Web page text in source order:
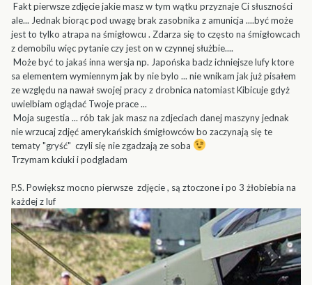
Fakt pierwsze zdjęcie jakie masz w tym wątku przyznaje Ci słuszności
ale... Jednak biorąc pod uwagę brak zasobnika z amunicja ....być może
jest to tylko atrapa na śmigłowcu . Zdarza się to często na śmigłowcach
z demobilu więc pytanie czy jest on w czynnej służbie....
Może być to jakaś inna wersja np. Japońska badz ichniejsze lufy ktore
sa elementem wymiennym jak by nie bylo ... nie wnikam jak już pisałem
ze względu na nawał swojej pracy z drobnica natomiast Kibicuje gdyż
uwielbiam oglądać Twoje prace ...
Moja sugestia ... rób tak jak masz na zdjeciach danej maszyny jednak
nie wrzucaj zdjęć amerykańskich śmigłowców bo zaczynają się te
tematy "gryść" czyli się nie zgadzają ze soba
Trzymam kciuki i podgladam
P.S. Powiększ mocno pierwsze zdjęcie , są ztoczone i po 3 żłobiebia na
każdej z luf